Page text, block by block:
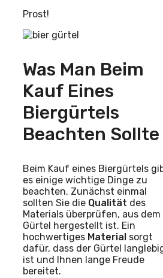
Prost!
Was Man Beim
Kauf Eines
Biergürtels
Beachten Sollte
Beim Kauf eines Biergürtels
es einige wichtige Dinge zu
beachten. Zunächst einmal
sollten Sie die Qualität des
Materials überprüfen, aus dem
Gürtel hergestellt ist. Ein
hochwertiges Material sorgt
dafür, dass der Gürtel
ist und Ihnen lange Freude
bereitet.